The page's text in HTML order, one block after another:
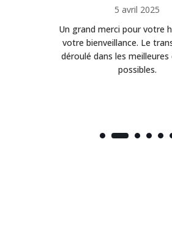
5 avril 2025
Un grand merci pour votre
votre bienveillance. Le
déroulé dans les
possibles.